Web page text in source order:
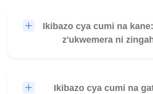
Ikibazo cya cumi na
z'ukwemera ni
Ikibazo cya cumi na